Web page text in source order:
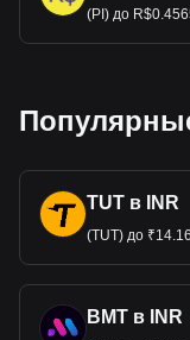
(PI) до
TUT в INR
(TUT) до
BMT в INR